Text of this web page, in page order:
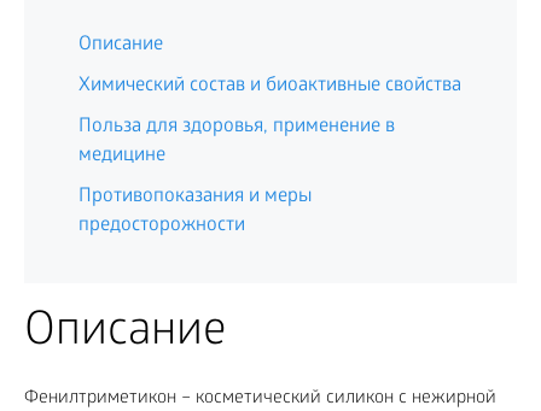
Описание
Химический состав и биоактивные свойства
Польза для здоровья, применение в
медицине
Противопоказания и меры
предосторожности
Описание
Фенилтриметикон – косметический силикон с нежирной